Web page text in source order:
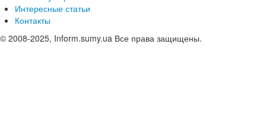
Интересные статьи
Контакты
© 2008-2025, Inform.sumy.ua Все права защищены.